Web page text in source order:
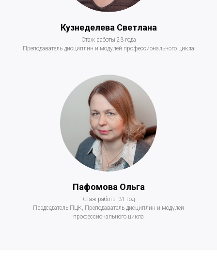
Кузнеделева Светлана
Стаж работы 23 года
Преподаватель дисциплин и модулей профессионального цикла
Пафомова Ольга
Стаж работы 31 год
Председатель ПЦК, Преподаватель дисциплин и модулей
профессионального цикла